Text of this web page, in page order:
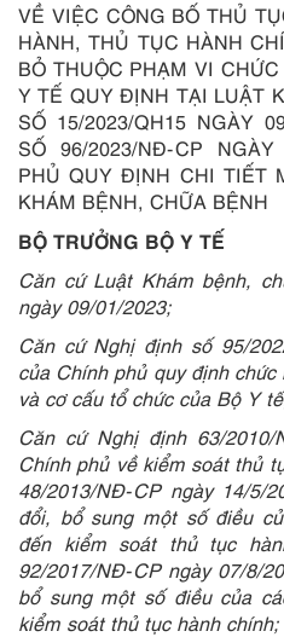
VỀ VIỆC CÔNG BỐ THỦ
HÀNH, THỦ TỤC HÀNH
BỎ THUỘC PHẠM VI
Y TẾ QUY ĐỊNH TẠI LUẬT
SỐ 15/2023/QH15 NGÀY
SỐ 96/2023/NĐ-CP
PHỦ QUY ĐỊNH CHI TIẾT
KHÁM BỆNH, CHỮA BỆNH
BỘ TRƯỞNG BỘ Y TẾ
Căn cứ Luật Khám bệnh,
ngày 09/01/2023;
Căn cứ Nghị định số 95/
của Chính phủ quy định
và cơ cấu tổ chức của Bộ Y
Căn cứ Nghị định 63/
Chính phủ về kiểm soát thủ
48/2013/NĐ-CP ngày 14/5/
đổi, bổ sung một số điều
đến kiểm soát thủ tục
92/2017/NĐ-CP ngày 07/8/
bổ sung một số điều của
kiểm soát thủ tục hành chính;